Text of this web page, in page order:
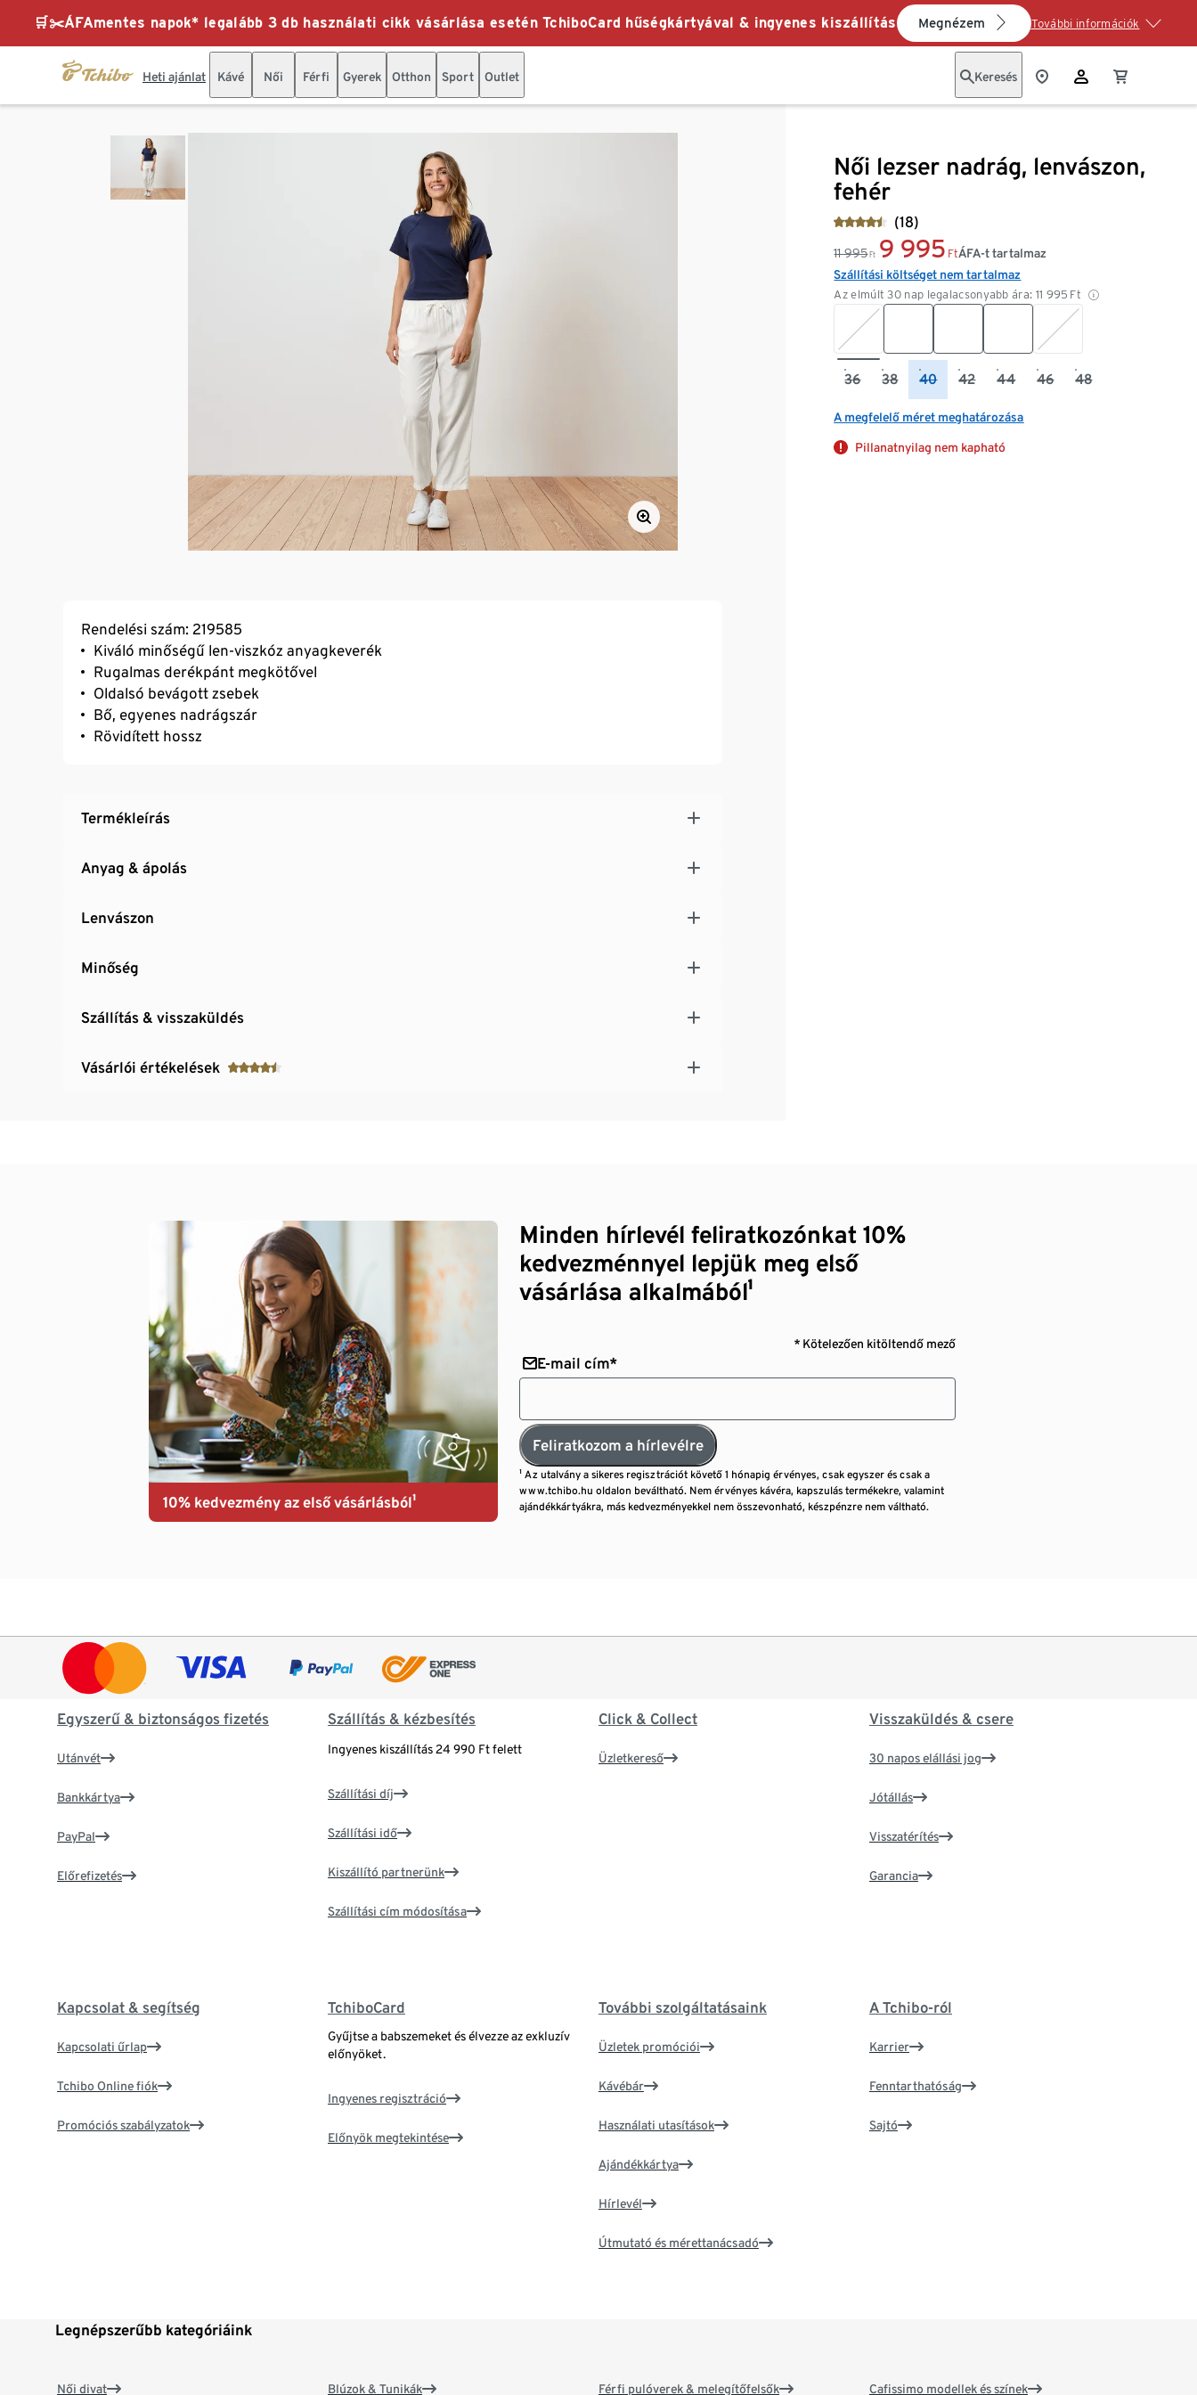
🛒✂️ÁFAmentes napok* legalább 3 db használati cikk vásárlása esetén TchiboCard hűségkártyával & ingyenes kiszállítás Megnézem További információk
Heti ajánlat Kávé Női Férfi Gyerek Otthon Sport Outlet Keresés
Női lezser nadrág, lenvászon,
fehér
(18)
11 995 Ft 9 995 Ft
Az elmúlt 30 nap legalacsonyabb ára: 11 995 Ft
ÁFA-t tartalmaz
Szállítási költséget nem tartalmaz
36 38 40 42 44 46 48
A megfelelő méret meghatározása
Pillanatnyilag nem kapható
Rendelési szám: 219585
Kiváló minőségű len-viszkóz anyagkeverék
Rugalmas derékpánt megkötővel
Oldalsó bevágott zsebek
Bő, egyenes nadrágszár
Rövidített hossz
Termékleírás
Anyag & ápolás
Lenvászon
Minőség
Szállítás & visszaküldés
Vásárlói értékelések
10% kedvezmény az első vásárlásból¹
Minden hírlevél feliratkozónkat 10%
kedvezménnyel lepjük meg első
vásárlása alkalmából¹
* Kötelezően kitöltendő mező
E-mail cím*
Feliratkozom a hírlevélre
¹ Az utalvány a sikeres regisztrációt követő 1 hónapig érvényes, csak egyszer és csak a
www.tchibo.hu oldalon beváltható. Nem érvényes kávéra, kapszulás termékekre, valamint
ajándékkártyákra, más kedvezményekkel nem összevonható, készpénzre nem váltható.
Egyszerű & biztonságos fizetés
Utánvét
Bankkártya
PayPal
Előrefizetés
Szállítás & kézbesítés
Ingyenes kiszállítás 24 990 Ft felett
Szállítási díj
Szállítási idő
Kiszállító partnerünk
Szállítási cím módosítása
Click & Collect
Üzletkereső
Visszaküldés & csere
30 napos elállási jog
Jótállás
Visszatérítés
Garancia
Kapcsolat & segítség
Kapcsolati űrlap
Tchibo Online fiók
Promóciós szabályzatok
TchiboCard
Gyűjtse a babszemeket és élvezze az exkluzív
előnyöket.
Ingyenes regisztráció
Előnyök megtekintése
További szolgáltatásaink
Üzletek promóciói
Kávébár
Használati utasítások
Ajándékkártya
Hírlevél
Útmutató és mérettanácsadó
A Tchibo-ról
Karrier
Fenntarthatóság
Sajtó
Legnépszerűbb kategóriáink
Női divat Blúzok & Tunikák Férfi pulóverek & melegítőfelsők Cafissimo modellek és színek